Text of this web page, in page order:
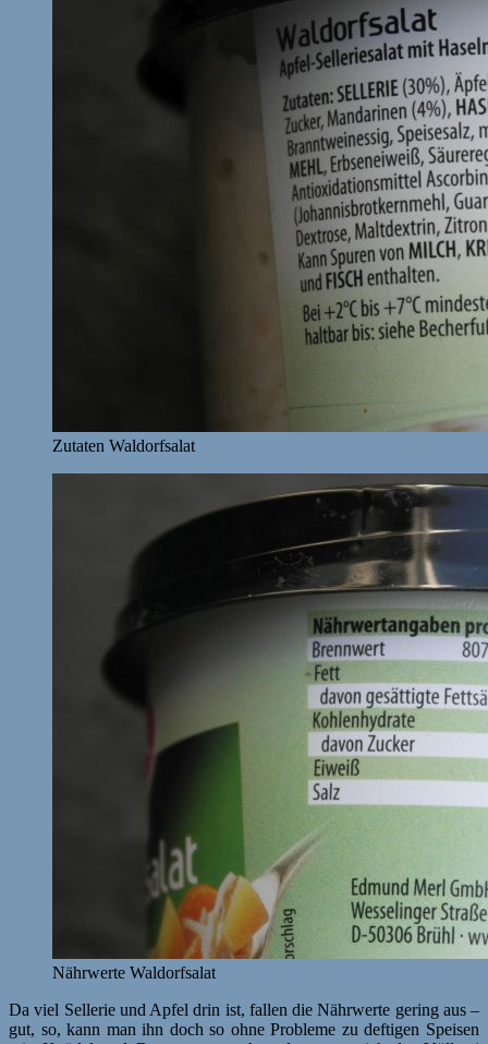
Zutaten Waldorfsalat
Nährwerte Waldorfsalat
Da viel Sellerie und Apfel drin ist, fallen die Nährwerte gering aus –
gut, so, kann man ihn doch so ohne Probleme zu deftigen Speisen